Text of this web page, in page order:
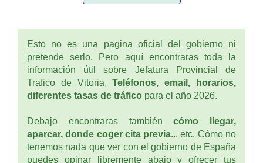
Esto no es una pagina oficial del gobierno ni
pretende serlo. Pero aquí encontraras toda la
información útil sobre Jefatura Provincial de
Trafico de Vitoria.Teléfonos, email, horarios,
diferentes tasas de tráfico para el año 2026.
Debajo encontraras tambiéncómo llegar,
aparcar, donde coger cita previa... etc. Cómo no
tenemos nada que ver con el gobierno de España
puedes opinar libremente abajo y ofrecer tus